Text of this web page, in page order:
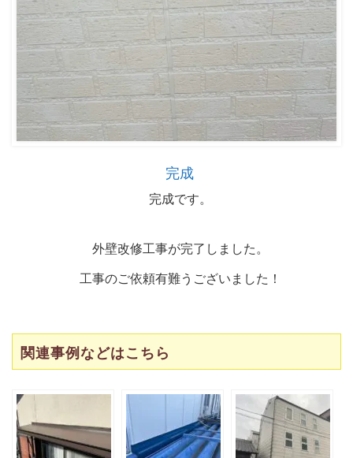
完成
完成です。
外壁改修工事が完了しました。
工事のご依頼有難うございました！
関連事例などはこちら